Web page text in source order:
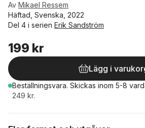
Av Mikael Ressem
Häftad, Svenska, 2022
Del 4 i serien Erik Sandström
199 kr
Lägg i
Beställningsvara. Skickas inom 5-8
249 kr.